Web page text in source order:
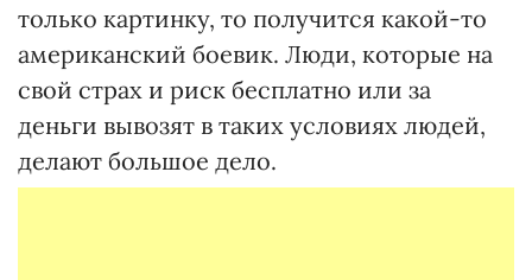
только картинку, то получится какой-то
американский боевик. Люди, которые на
свой страх и риск бесплатно или за
деньги вывозят в таких условиях людей,
делают большое дело.